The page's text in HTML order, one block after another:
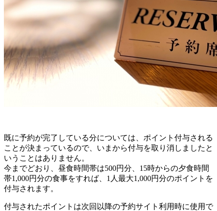
既に予約が完了している分については、ポイント付与される
ことが決まっているので、いまから付与を取り消しましたと
いうことはありません。
今までどおり、昼食時間帯は500円分、15時からの夕食時間
帯1,000円分の食事をすれば、1人最大1,000円分のポイントを
付与されます。
付与されたポイントは次回以降の予約サイト利用時に使用で